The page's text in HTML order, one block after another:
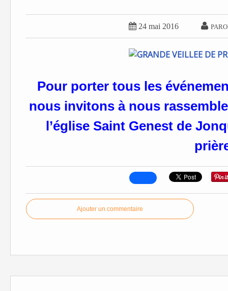
 24 mai 2016 
Pour porter tous les
nous invitons à nous
l’église Saint Genest de
Ajouter un commentaire